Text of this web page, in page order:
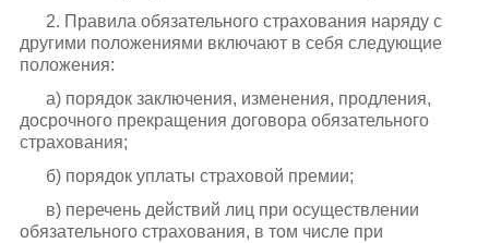
2. Правила обязательного страхования наряду с
другими положениями включают в себя следующие
положения:
а) порядок заключения, изменения, продления,
досрочного прекращения договора обязательного
страхования;
б) порядок уплаты страховой премии;
в) перечень действий лиц при осуществлении
обязательного страхования, в том числе при